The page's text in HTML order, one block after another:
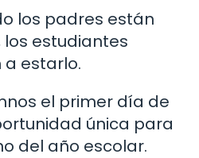
los padres están
estudiantes
estarlo.
el primer día de
única para
del año escolar.